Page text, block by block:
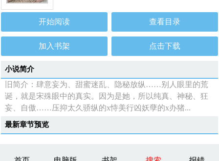
开始阅读 查看目录
加入书架 点击下载
小说简介
旧简介：肆意妄为、甜蜜迷乱、隐秘放纵……别人眼里的荒
诞，就是宋殊眼中的真实。因为是她，所以纯真、神秘、狂
妄、自傲……压抑太久骄纵的x恃美行凶妖孽的x办猪...
最新章节预览